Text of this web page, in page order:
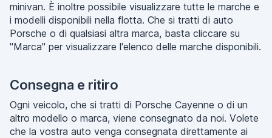
minivan. È inoltre possibile visualizzare tutte le marche e
i modelli disponibili nella flotta. Che si tratti di auto
Porsche o di qualsiasi altra marca, basta cliccare su
"Marca" per visualizzare l'elenco delle marche disponibili.
Consegna e ritiro
Ogni veicolo, che si tratti di Porsche Cayenne o di un
altro modello o marca, viene consegnato da noi. Volete
che la vostra auto venga consegnata direttamente ai